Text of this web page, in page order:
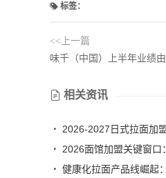
标签：
<<上一篇
味千（中国）上半年业绩
相关资讯
2026-2027日式拉面加
2026面馆加盟关键窗口
健康化拉面产品线崛起